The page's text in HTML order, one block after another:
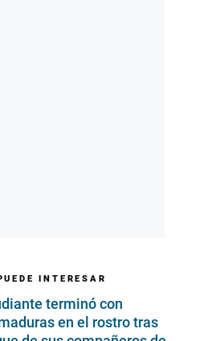
INTERESAR
terminó con
en el rostro tras